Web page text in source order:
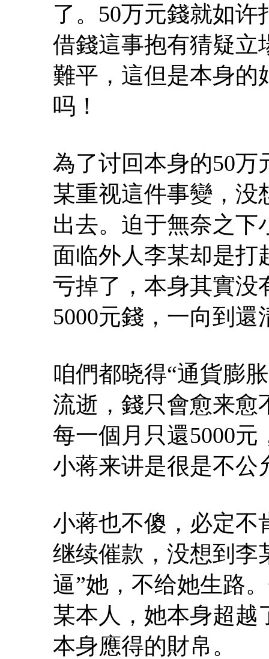
了。50万元錢就如
借錢這事抱有猜疑立
難平，這但是本身的
吗！
為了讨回本身的50
某重视這件事變，没
出去。迫于無奈之下
面临外人李某却是打
亏掉了，本身其實没
5000元錢，一向到還
咱們都晓得“通貨膨
流逝，錢只會愈来愈
每一個月只還5000
小蒋来讲是很是不公
小蒋也不傻，必定不
继续催款，没想到李
逼”她，不给她生路
某本人，她本身超越
本身應得的財帛。